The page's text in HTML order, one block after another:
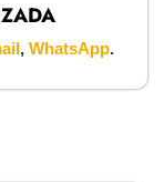
, WhatsApp.